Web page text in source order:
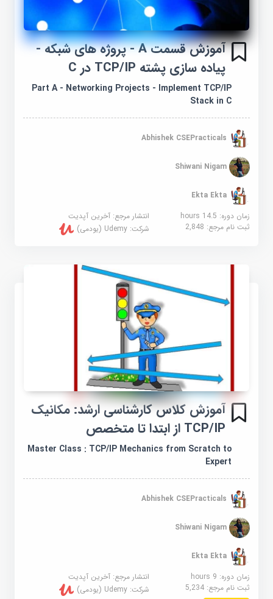
آموزش قسمت A - پروژه های شبکه -
پیاده سازی پشته TCP/IP در C
Part A - Networking Projects - Implement TCP/IP
Stack in C
Abhishek CSEPracticals
Shiwani Nigam
Ekta Ekta
زمان دوره: 14.5 hours
انتشار مرجع:آخرین آپدیت
ثبت نام مرجع:2,848 شرکت:Udemy (یودمی)
آموزش کلاس کارشناسی ارشد: مکانیک
TCP/IP از ابتدا تا متخصص
Master Class : TCP/IP Mechanics from Scratch to
Expert
Abhishek CSEPracticals
Shiwani Nigam
Ekta Ekta
زمان دوره: 9 hours
انتشار مرجع:آخرین آپدیت
ثبت نام مرجع:5,234 شرکت:Udemy (یودمی)